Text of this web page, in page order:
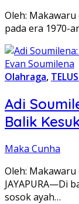
Oleh:
pada era 1970-
Olahraga,
Adi
Balik
Maka Cunha
Oleh:
JAYAPURA—Di
sosok ayah…